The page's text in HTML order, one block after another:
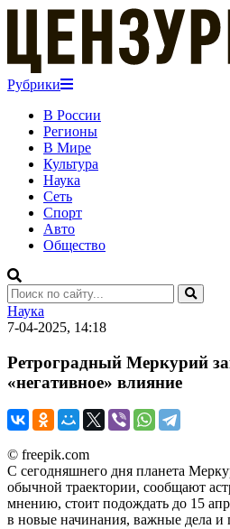
Рубрики
В России
Регионы
В Мире
Культура
Наука
Сеть
Спорт
Авто
Общество
Наука
7-04-2025, 14:18
Ретроградный Меркурий
«негативное» влияние
© freepik.com
С сегодняшнего дня планета
обычной траектории, сообщают
мнению, стоит подождать до 15
в новые начинания, важные дела и